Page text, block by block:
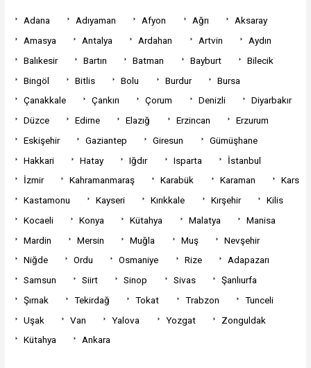
Adana Adıyaman Afyon Ağrı
Aksaray
Amasya
Antalya Ardahan Artvin
Aydın
Balıkesir
Bartın Batman Bayburt
Bilecik
Bingöl
Bitlis Bolu Burdur
Bursa
Çanakkale
Çankırı Çorum Denizli
Diyarbakır
Düzce
Edirne Elazığ Erzincan
Erzurum
Eskişehir
Gaziantep Giresun
Gümüşhane
Hakkari
Hatay Iğdır Isparta
İstanbul
İzmir
Kahramanmaraş Karabük Karaman
Kars
Kastamonu
Kayseri Kırıkkale Kırşehir
Kilis
Kocaeli
Konya Kütahya Malatya
Manisa
Mardin
Mersin Muğla Muş
Nevşehir
Niğde
Ordu Osmaniye Rize
Adapazarı
Samsun
Siirt Sinop Sivas
Şanlıurfa
Şırnak
Tekirdağ Tokat Trabzon
Tunceli
Uşak
Van Yalova Yozgat
Zonguldak
Kütahya
Ankara